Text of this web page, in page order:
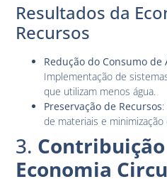
Resultados da
Recursos
Redução do Consumo de
Implementação de
que utilizam menos água.
Preservação de Recursos
de materiais e
3.
Economia